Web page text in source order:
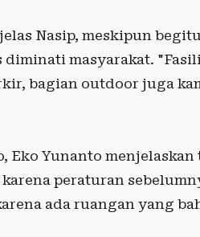
Nasip, meskipun
diminati masyarakat.
bagian outdoor juga
Eko Yunanto
peraturan
ada ruangan yang